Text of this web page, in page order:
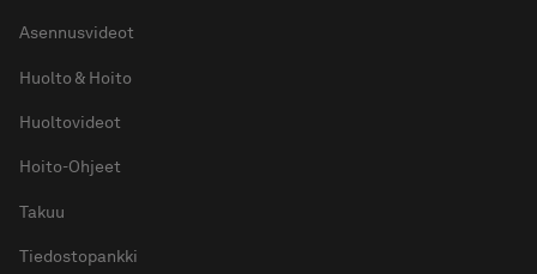
Asennusvideot
Huolto & Hoito
Huoltovideot
Hoito-Ohjeet
Takuu
Tiedostopankki